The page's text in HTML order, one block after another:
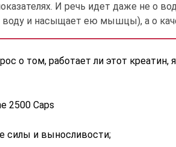
И речь идет даже не о
воду и насыщает ею мышцы), а о
о том, работает ли этот креатин,
2500 Caps
силы и выносливости;